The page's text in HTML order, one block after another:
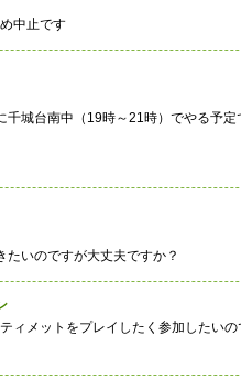
中止です
千城台南中（19時～21時）でやる予定
たいのですが大丈夫ですか？
ィメットをプレイしたく参加したい